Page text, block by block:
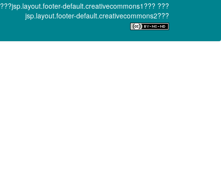
???jsp.layout.footer-default.creativecommons1??? ???
jsp.layout.footer-default.creativecommons2???